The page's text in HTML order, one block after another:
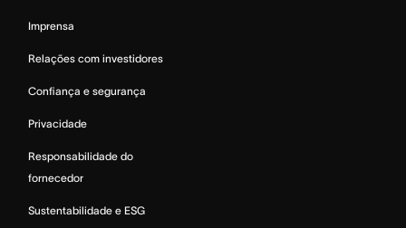
Imprensa
Relações com investidores
Confiança e segurança
Privacidade
Responsabilidade do
fornecedor
Sustentabilidade e ESG